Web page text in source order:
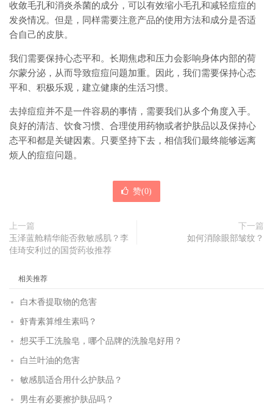
收敛毛孔和消炎杀菌的成分，可以有效缩小毛孔和减轻痘痘的
发炎情况。但是，同样需要注意产品的使用方法和成分是否适
合自己的皮肤。
我们需要保持心态平和。长期焦虑和压力会影响身体内部的荷
尔蒙分泌，从而导致痘痘问题加重。因此，我们需要保持心态
平和、积极乐观，建立健康的生活习惯。
去掉痘痘并不是一件容易的事情，需要我们从多个角度入手。
良好的清洁、饮食习惯、合理使用药物或者护肤品以及保持心
态平和都是关键因素。只要坚持下去，相信我们最终能够远离
烦人的痘痘问题。
赞(0)
上一篇
玉泽蓝舱精华能否救敏感肌？李
佳琦安利过的国货药妆推荐
下一篇
如何消除眼部皱纹？
相关推荐
白木香提取物的危害
虾青素算维生素吗？
想买手工洗脸皂，哪个品牌的洗脸皂好用？
白兰叶油的危害
敏感肌适合用什么护肤品？
男生有必要擦护肤品吗？